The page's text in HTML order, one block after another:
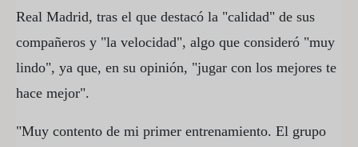
Real Madrid, tras el que destacó la "calidad" de sus
compañeros y "la velocidad", algo que consideró "muy
lindo", ya que, en su opinión, "jugar con los mejores te
hace mejor".
"Muy contento de mi primer entrenamiento. El grupo